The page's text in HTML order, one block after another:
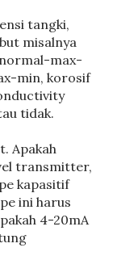
tangki,
misalnya
max-
min, korosif
tidak.
Apakah
transmitter,
kapasitif
ini harus
4-20mA